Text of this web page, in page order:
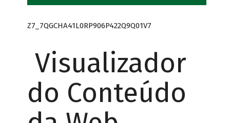
Z7_7QGCHA41L0RP906P422Q9Q01V7
Visualizador
do Conteúdo